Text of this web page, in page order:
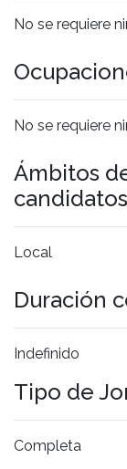
No se requiere
No se requiere
Ámbitos
Local
Duración
Indefinido
Tipo de
Completa